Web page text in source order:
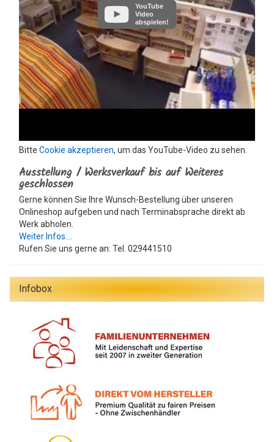
YouTube
Video
abspielen!
Bitte Cookie akzeptieren, um das YouTube-Video zu sehen.
Ausstellung / Werksverkauf bis auf Weiteres
geschlossen
Gerne können Sie Ihre Wunsch-Bestellung über unseren
Onlineshop aufgeben und nach Terminabsprache direkt ab
Werk abholen.
Weiter Infos....
Rufen Sie uns gerne an: Tel. 029441510
Infobox